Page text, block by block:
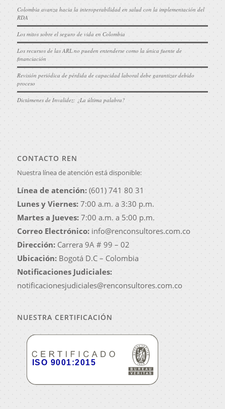
Colombia avanza hacia la interoperabilidad en salud con la implementación del
RDA
Los mitos sobre el seguro de vida en Colombia
Los recursos de las ARL no pueden entenderse como la única fuente de
financiación
Revisión periódica de pérdida de capacidad laboral debe garantizar debido
proceso
Dictámenes de Invalidez: ¿La última palabra?
CONTACTO REN
Nuestra línea de atención está disponible:
Línea de atención: (601) 741 80 31
Lunes y Viernes: 7:00 a.m. a 3:30 p.m.
Martes a Jueves: 7:00 a.m. a 5:00 p.m.
Correo Electrónico: info@renconsultores.com.co
Dirección: Carrera 9A # 99 – 02
Ubicación: Bogotá D.C – Colombia
Notificaciones Judiciales:
notificacionesjudiciales@renconsultores.com.co
NUESTRA CERTIFICACIÓN